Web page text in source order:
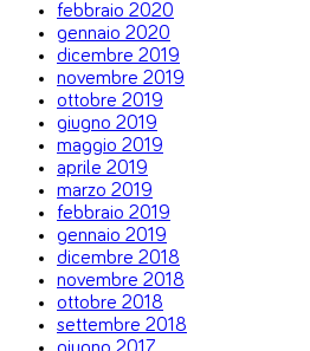
febbraio 2020
gennaio 2020
dicembre 2019
novembre 2019
ottobre 2019
giugno 2019
maggio 2019
aprile 2019
marzo 2019
febbraio 2019
gennaio 2019
dicembre 2018
novembre 2018
ottobre 2018
settembre 2018